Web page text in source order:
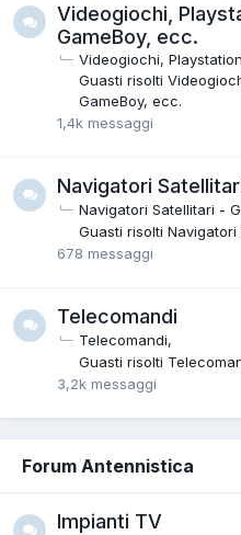
Videogiochi,
GameBoy, ecc.
Videogiochi,
Guasti risolti
GameBoy, ecc.
1,4k messaggi
Navigatori
Navigatori Satellitari -
Guasti risolti Navigatori
678 messaggi
Telecomandi
Telecomandi
Guasti risolti
3,2k messaggi
Forum Antennistica
Impianti TV